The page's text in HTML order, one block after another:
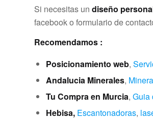
Si necesitas un diseño
facebook o formulario de
Recomendamos :
Posicionamiento web,
Andalucia Minerales,
Tu Compra en Murcia, Guia
Hebisa, Escantonadoras,